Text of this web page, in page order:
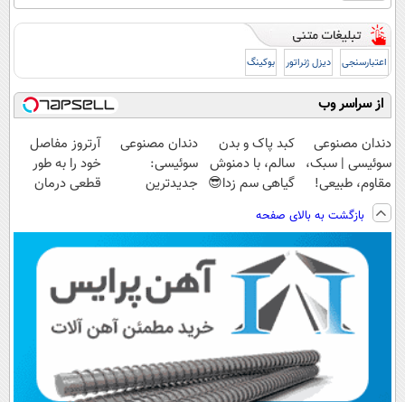
اعتبارسنجی دیزل ژنراتور بوکینگ
از سراسر وب
دندان مصنوعی
سوئیسی | سبک،
مقاوم، طبیعی!
ویزیت
رایگان+پرداخت
اقساطی😍
کبد پاک و بدن
سالم، با دمنوش
گیاهی سم زدا😎
دندان مصنوعی
سوئیسی:
جدیدترین
پرداخت قسطی
آرتروز مفاصل
خود را به طور
قطعی درمان
بازگشت به بالای صفحه